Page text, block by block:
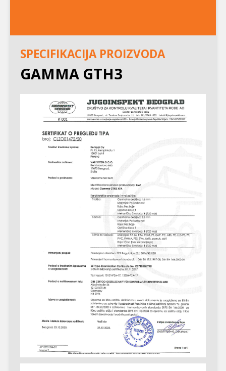
SPECIFIKACIJA PROIZVODA
GAMMA GTH3